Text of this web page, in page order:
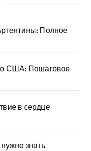
Полное
США: Пошаговое
в сердце
знать